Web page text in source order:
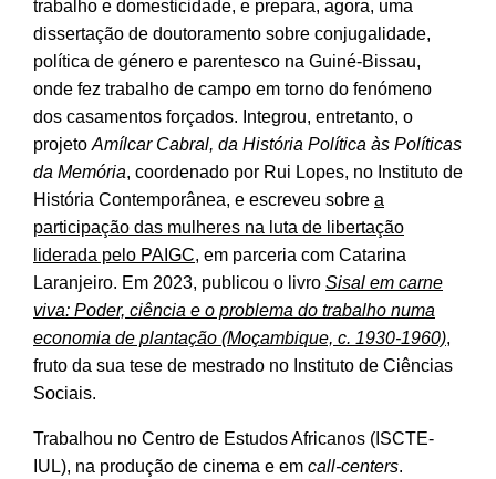
trabalho e domesticidade, e prepara, agora, uma
dissertação de doutoramento sobre conjugalidade,
política de género e parentesco na Guiné-Bissau,
onde fez trabalho de campo em torno do fenómeno
dos casamentos forçados. Integrou, entretanto, o
projeto Amílcar Cabral, da História Política às Políticas
da Memória, coordenado por Rui Lopes, no Instituto de
História Contemporânea, e escreveu sobre a
participação das mulheres na luta de libertação
liderada pelo PAIGC, em parceria com Catarina
Laranjeiro. Em 2023, publicou o livro Sisal em carne
viva: Poder, ciência e o problema do trabalho numa
economia de plantação (Moçambique, c. 1930-1960),
fruto da sua tese de mestrado no Instituto de Ciências
Sociais.
Trabalhou no Centro de Estudos Africanos (ISCTE-
IUL), na produção de cinema e em call-centers.